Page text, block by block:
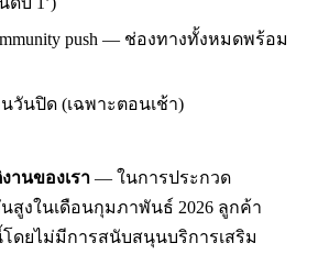
push — ช่องทางทั้งหมดพร้อม
วันปิด (เฉพาะตอนเช้า)
านของเรา — ในการประกวด
สูงในเดือนกุมภาพันธ์ 2026 ลูกค้า
โดยไม่มีการสนับสนุนบริการเสริม